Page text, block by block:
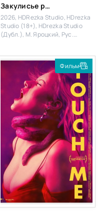
Закулисье реальности
2026, HDRezka Studio, HDrezka
Studio (18+), HDrezka Studio
(Дубл.), М. Яроцкий, Рус.
Трейлерів, Eng.Original
Фильм